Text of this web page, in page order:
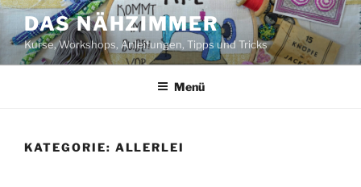
Zum
Inhalt
springen
DAS NÄHZIMMER
Kurse, Workshops, Anleitungen, Tipps und Tricks
Menü
KATEGORIE: ALLERLEI